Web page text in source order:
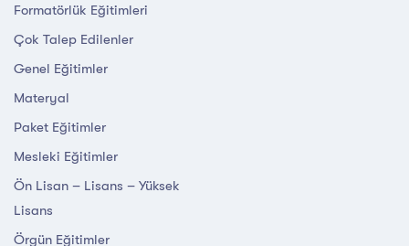
Formatörlük Eğitimleri
Çok Talep Edilenler
Genel Eğitimler
Materyal
Paket Eğitimler
Mesleki Eğitimler
Ön Lisan – Lisans – Yüksek
Lisans
Örgün Eğitimler